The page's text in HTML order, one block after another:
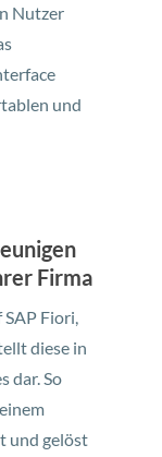
Nutzer
und
Firma
Fiori,
diese in
dar. So
und gelöst